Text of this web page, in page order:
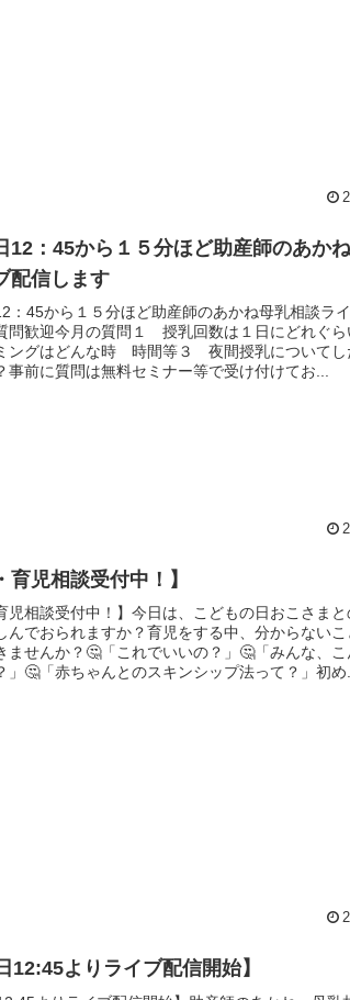
12：45から１５分ほど助産師のあか
配信します
：45から１５分ほど助産師のあかね母乳相談ラ
問歓迎今月の質問１ 授乳回数は１日にどれぐ
ングはどんな時 時間等３ 夜間授乳についてし
事前に質問は無料セミナー等で受け付けてお...
育児相談受付中！】
児相談受付中！】今日は、こどもの日おこさま
んでおられますか？育児をする中、分からないこ
ませんか？🤔「これでいいの？」🤔「みんな、
」🤔「赤ちゃんとのスキンシップ法って？」初め
12:45よりライブ配信開始】